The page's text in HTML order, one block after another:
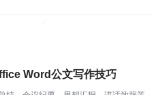
Word公文写作技巧